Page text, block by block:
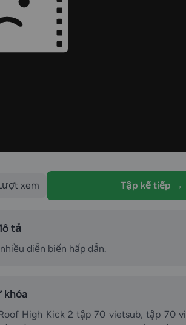
xem Tập kế tiếp →
tả
diễn biến hấp dẫn.
khóa
tập 70 vietsub, tập 70 vietsub, Tập 70